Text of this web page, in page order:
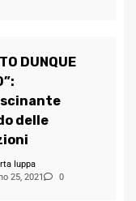
DUNQUE
delle
Iuppa
25, 2021
0